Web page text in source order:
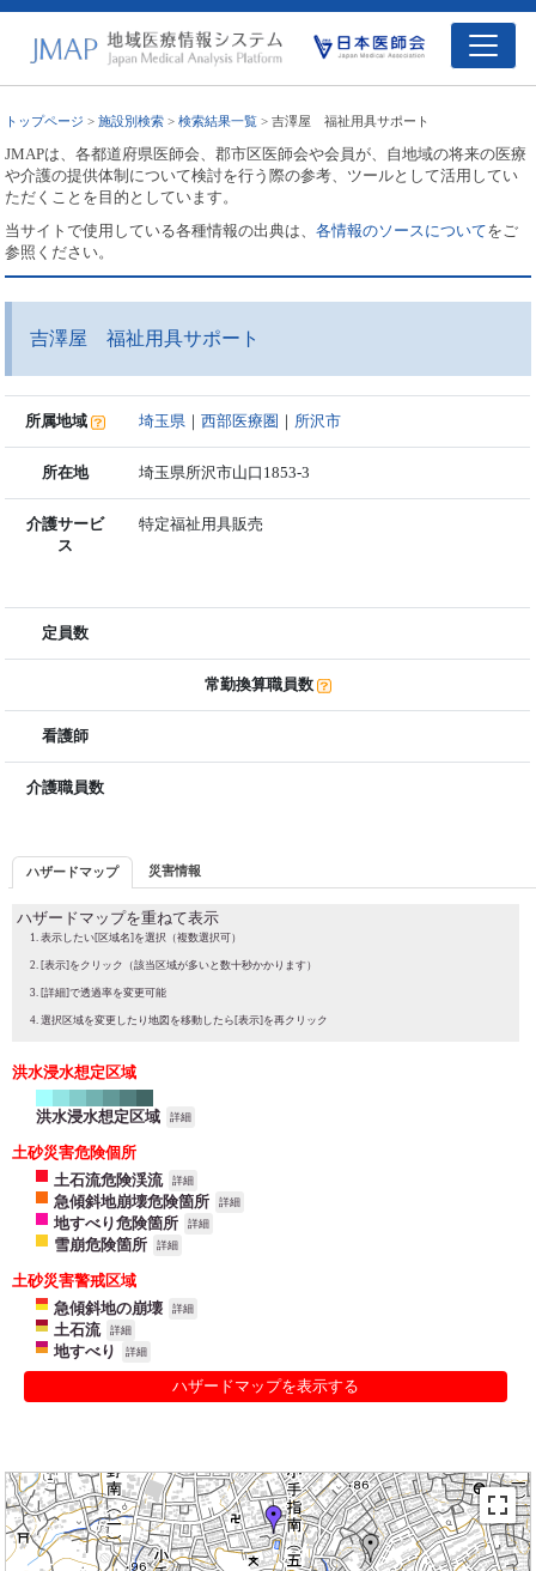
トップページ >施設別検索 >検索結果一覧 > 吉澤屋 福祉用具サポート
JMAPは、各都道府県医師会、郡市区医師会や会員が、自地域の将来の医療
や介護の提供体制について検討を行う際の参考、ツールとして活用してい
ただくことを目的としています。
当サイトで使用している各種情報の出典は、各情報のソースについてをご
参照ください。
吉澤屋 福祉用具サポート
所属地域 埼玉県 ｜西部医療圏 ｜ 所沢市
所在地 埼玉県所沢市山口1853-3
介護サービ
ス
特定福祉用具販売
定員数
常勤換算職員数
看護師
介護職員数
ハザードマップ 災害情報
ハザードマップを重ねて表示
表示したい[区域名]を選択（複数選択可）
[表示]をクリック（該当区域が多いと数十秒かかります）
[詳細]で透過率を変更可能
選択区域を変更したり地図を移動したら[表示]を再クリック
洪水浸水想定区域
洪水浸水想定区域 詳細
土砂災害危険個所
土石流危険渓流
詳細
急傾斜地崩壊危険箇所 詳細
地すべり危険箇所 詳細
雪崩危険箇所 詳細
土砂災害警戒区域
急傾斜地の崩壊
詳細
土石流 詳細
地すべり 詳細
ハザードマップを表示する